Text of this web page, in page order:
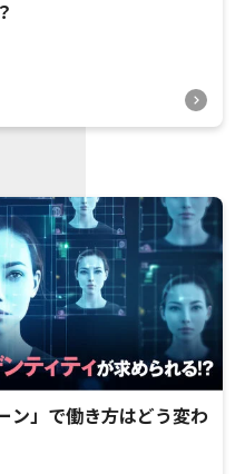
ン」で働き方はどう変わ